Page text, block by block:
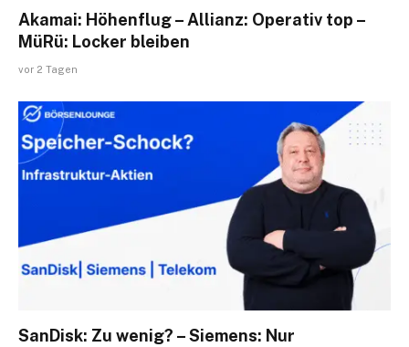
Akamai: Höhenflug – Allianz: Operativ top –
MüRü: Locker bleiben
vor 2 Tagen
SanDisk: Zu wenig? – Siemens: Nur